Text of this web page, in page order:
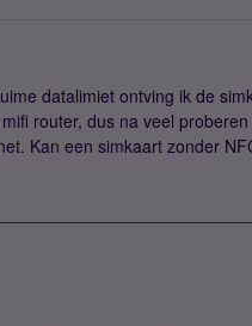
datalimiet ontving ik de
router, dus na veel
Kan een simkaart zonder